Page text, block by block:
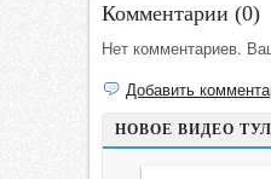
Комментарии (0)
Нет комментариев.
Добавить
НОВОЕ ВИДЕО